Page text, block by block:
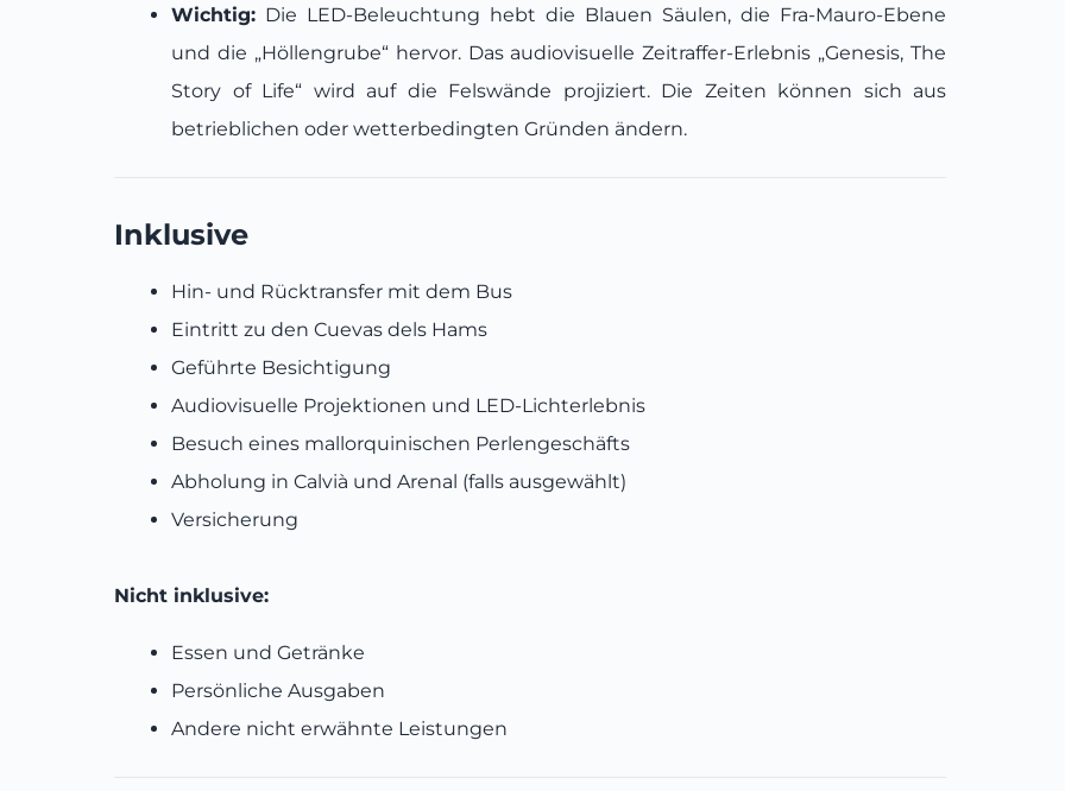
Wichtig: Die LED-Beleuchtung hebt die Blauen Säulen, die Fra-Mauro-Ebene
und die „Höllengrube“ hervor. Das audiovisuelle Zeitraffer-Erlebnis „Genesis, The
Story of Life“ wird auf die Felswände projiziert. Die Zeiten können sich aus
betrieblichen oder wetterbedingten Gründen ändern.
Inklusive
Hin- und Rücktransfer mit dem Bus
Eintritt zu den Cuevas dels Hams
Geführte Besichtigung
Audiovisuelle Projektionen und LED-Lichterlebnis
Besuch eines mallorquinischen Perlengeschäfts
Abholung in Calvià und Arenal (falls ausgewählt)
Versicherung
Nicht inklusive:
Essen und Getränke
Persönliche Ausgaben
Andere nicht erwähnte Leistungen